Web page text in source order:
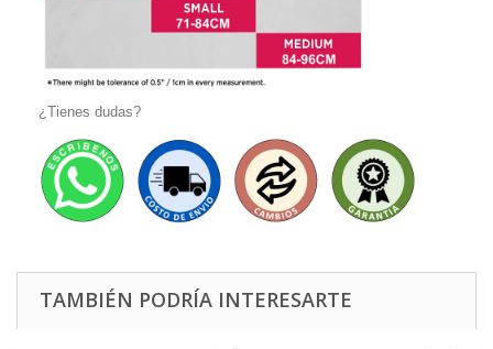
¿Tienes dudas?
TAMBIÉN PODRÍA INTERESARTE